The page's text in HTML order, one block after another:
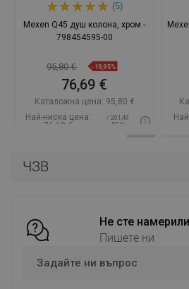
ЧЗВ
Не сте
Пишете ни
Задайте ни въпрос
(5)
Mexen Q45 душ колона, хром -
798454595-00
95,80 € -19,95%
76,69 €
Каталожна цена: 95,80 €
Най-ниска цена:
76,69 €
/ 201,49
BGN
Добави в количката